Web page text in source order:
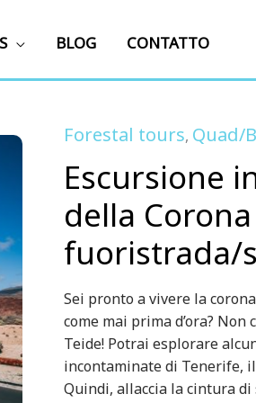
BLOG CONTATTO
Forestal tours, Quad/
Escursione
della
fuoristrada/
Sei pronto a vivere la
come mai prima d’ora?
Teide! Potrai esplorare
incontaminate di Tenerife,
Quindi, allaccia la cintura